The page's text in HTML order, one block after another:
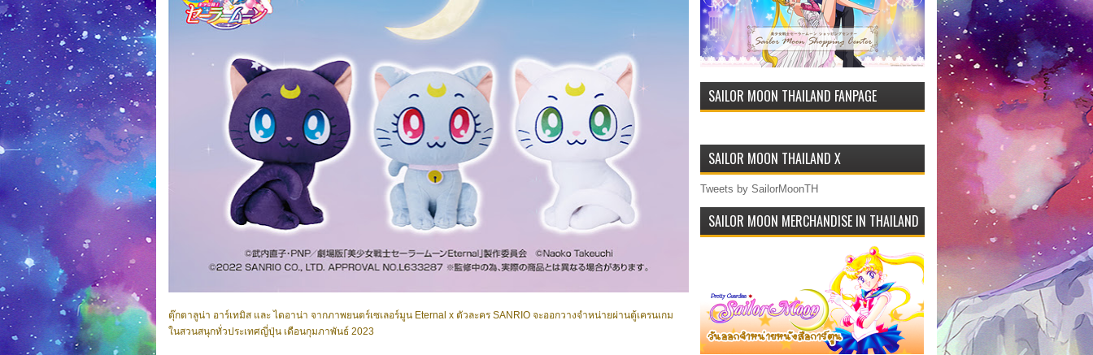
ตุ๊กตาลูน่า อาร์เทมิส และ ไดอาน่า จากภาพยนตร์เซเลอร์มูน Eternal x ตัวละคร SANRIO จะออกวางจำหน่ายผ่านตู้เครนเกม
ในสวนสนุกทั่วประเทศญี่ปุ่น เดือนกุมภาพันธ์ 2023
SAILOR MOON THAILAND FANPAGE
SAILOR MOON THAILAND X
Tweets by SailorMoonTH
SAILOR MOON MERCHANDISE IN THAILAND